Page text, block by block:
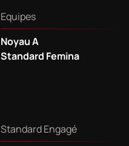
Equipes
Noyau A
Standard Femina
Standard Engagé